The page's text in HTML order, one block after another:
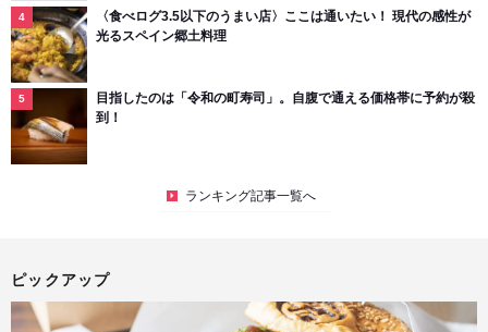
〈食べログ3.5以下のうまい店〉ここは通いたい！ 現代の感性が
光るスペイン郷土料理
目指したのは「令和の町寿司」。自腹で通える価格帯に予約が殺
到！
ランキング記事一覧へ
ピックアップ